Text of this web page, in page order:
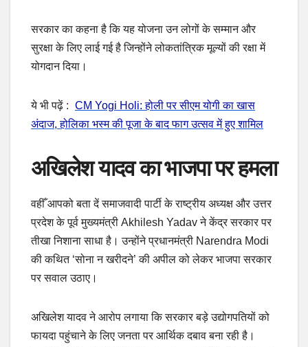
सरकार का कहना है कि यह योजना उन लोगों के सम्मान और
सुरक्षा के लिए लाई गई है जिन्होंने लोकतांत्रिक मूल्यों की रक्षा में
योगदान दिया।
ये भी पढ़ें : CM Yogi Holi: होली पर सीएम योगी का खास
अंदाज, होलिका भस्म की पूजा के बाद फाग उत्सव में हुए शामिल
अखिलेश यादव का भाजपा पर हमला
वहीँ आपको बता दें समाजवादी पार्टी के राष्ट्रीय अध्यक्ष और उत्तर
प्रदेश के पूर्व मुख्यमंत्री Akhilesh Yadav ने केंद्र सरकार पर
तीखा निशाना साधा है। उन्होंने प्रधानमंत्री Narendra Modi
की कथित ‘सोना न खरीदने’ की अपील को लेकर भाजपा सरकार
पर सवाल उठाए।
अखिलेश यादव ने आरोप लगाया कि सरकार बड़े उद्योगपतियों को
फायदा पहुंचाने के लिए जनता पर आर्थिक दबाव बना रही है।